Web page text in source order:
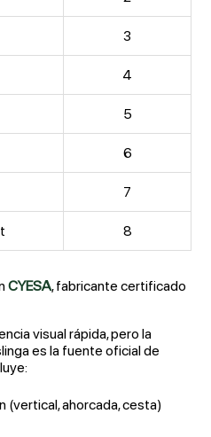
3
4
5
6
7
8
CYESA, fabricante certificado
visual rápida, pero la
es la fuente oficial de
(vertical, ahorcada, cesta)